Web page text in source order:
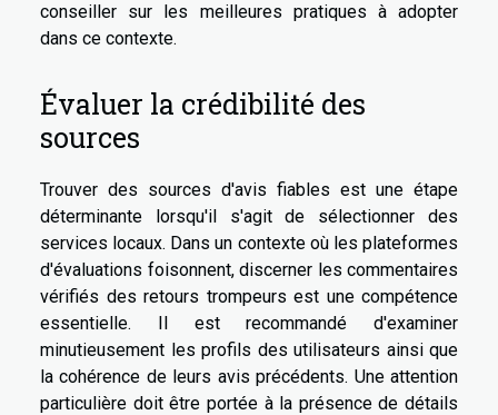
conseiller sur les meilleures pratiques à adopter
dans ce contexte.
Évaluer la crédibilité des
sources
Trouver des sources d'avis fiables est une étape
déterminante lorsqu'il s'agit de sélectionner des
services locaux. Dans un contexte où les plateformes
d'évaluations foisonnent, discerner les commentaires
vérifiés des retours trompeurs est une compétence
essentielle. Il est recommandé d'examiner
minutieusement les profils des utilisateurs ainsi que
la cohérence de leurs avis précédents. Une attention
particulière doit être portée à la présence de détails